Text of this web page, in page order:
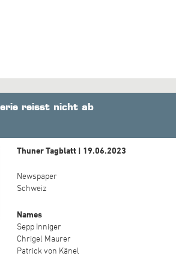
reisst nicht ab
Thuner Tagblatt | 19.06.2023
Newspaper
Schweiz
Names
Sepp Inniger
Chrigel Maurer
Patrick von Känel